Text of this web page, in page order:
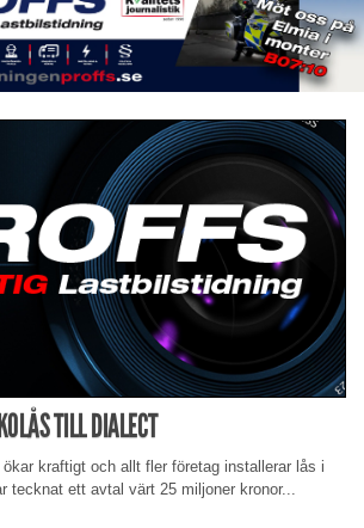
TILL DIALECT
kraftigt och allt fler företag installerar lås i
tecknat ett avtal värt 25 miljoner kronor...